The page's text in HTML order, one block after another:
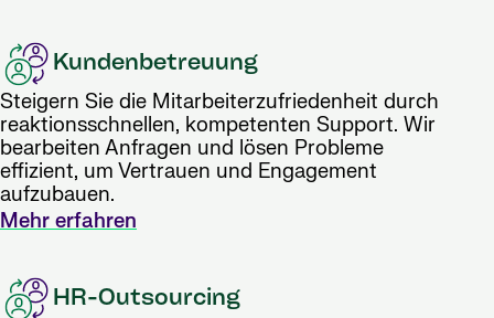
Kundenbetreuung
Steigern Sie die Mitarbeiterzufriedenheit durch
reaktionsschnellen, kompetenten Support. Wir
bearbeiten Anfragen und lösen Probleme
effizient, um Vertrauen und Engagement
aufzubauen.
Mehr erfahren
HR-Outsourcing